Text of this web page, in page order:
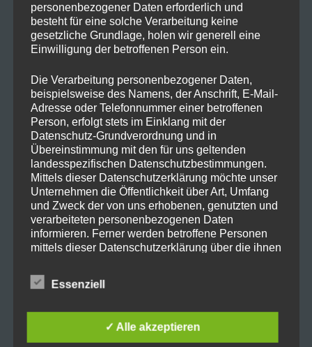
Mit dem Xiaomi Pad 5 hat Xiaomi wirklich einen
Preisleistungskracher rausgehauen.
120Hz Display und mehr als genug power zum
Video Zum Beitrag
personenbezogener Daten erforderlich und
besteht für eine solche Verarbeitung keine
gesetzliche Grundlage, holen wir generell eine
Einwilligung der betroffenen Person ein.
Die Verarbeitung personenbezogener Daten,
beispielsweise des Namens, der Anschrift, E-Mail-
Adresse oder Telefonnummer einer betroffenen
Person, erfolgt stets im Einklang mit der
Datenschutz-Grundverordnung und in
Übereinstimmung mit den für uns geltenden
landesspezifischen Datenschutzbestimmungen.
Mittels dieser Datenschutzerklärung möchte unser
Unternehmen die Öffentlichkeit über Art, Umfang
und Zweck der von uns erhobenen, genutzten und
verarbeiteten personenbezogenen Daten
informieren. Ferner werden betroffene Personen
mittels dieser Datenschutzerklärung über die ihnen
Wir haben als für die Verarbeitung Verantwortlicher
Maßnahmen umgesetzt, um einen möglichst
lückenlosen Schutz der über diese Internetseite
Essenziell
✓ Alle akzeptieren